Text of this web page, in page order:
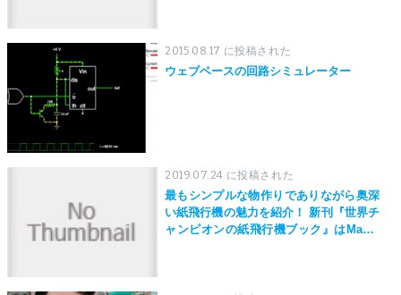
2015.08.17 に投稿された
ウェブベースの回路シミュレーター
2019.07.24 に投稿された
最もシンプルな物作りでありながら奥深
い紙飛行機の魅力を紹介！ 新刊『世界チ
ャンピオンの紙飛行機ブック』はMaker